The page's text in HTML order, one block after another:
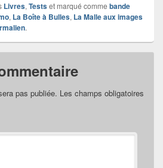
Livres, Testset marqué comme bande
, La Boîte à Bulles, La Malle aux images
.
pas publiée. Les champs obligatoires